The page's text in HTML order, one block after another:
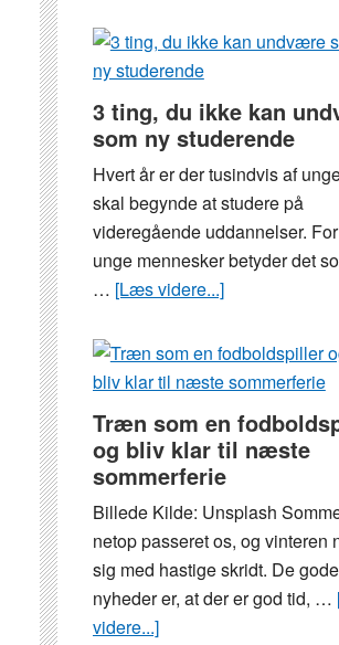
3 ting, du ikke kan
som ny studerende
Hvert år er der tusindvis af
skal begynde at studere på
videregående uddannelser.
unge mennesker betyder det
… [Læs videre...]om
ting,
du
kan
undvære
som
ny
studerende
Træn som en
og bliv klar til næste
sommerferie
Billede Kilde: Unsplash
netop passeret os, og vinteren
sig med hastige skridt. De gode
nyheder er, at der er god tid, …
videre...]om